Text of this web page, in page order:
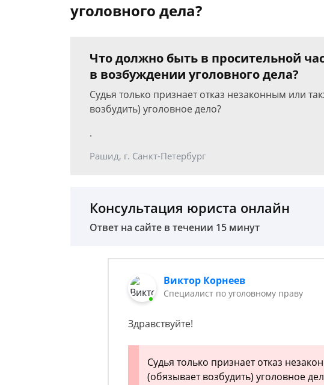
уголовного дела?
Что должно быть в просительной
в возбуждении уголовного дела?
Судья только признает отказ незаконным или
возбудить) уголовное дело?
.
Рашид, г. Санкт-Петербург
Консультация юриста онлайн
Ответ на сайте в течении 15 минут
Виктор Корнеев
Cпециалист по уголовному праву
Здравствуйте!
Судья только признает отказ
(обязывает возбудить) уголовное